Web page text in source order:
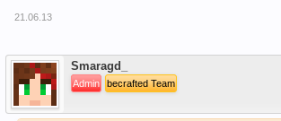
21.06.13
Smaragd_
Admin becrafted Team